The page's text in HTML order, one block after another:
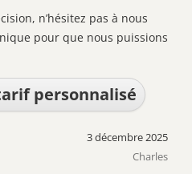
n’hésitez pas à nous
pour que nous puissions
personnalisé
3 décembre 2025
Charles